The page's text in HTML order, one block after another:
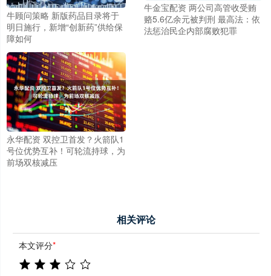
牛顾问策略 新版药品目录将于
明日施行，新增“创新药”供给保
障如何
牛金宝配资 两公司高管收受贿
赂5.6亿余元被判刑 最高法：依
法惩治民企内部腐败犯罪
永华配资 双控卫首发？火箭队1
号位优势互补！可轮流持球，为
前场双核减压
相关评论
本文评分*